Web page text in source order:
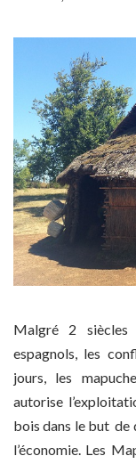
Malgré 2 siècles
espagnols, les
jours, les
autorise
bois dans le but de
l’économie. Les